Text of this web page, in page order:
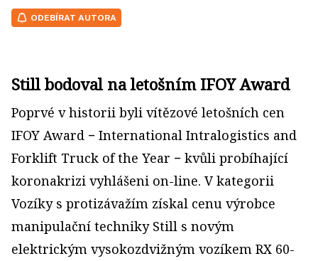
ODEBÍRAT AUTORA
Still bodoval na letošním IFOY Award
Poprvé v historii byli vítězové letošních cen
IFOY Award − International Intralogistics and
Forklift Truck of the Year − kvůli probíhající
koronakrizi vyhlášeni on-line. V kategorii
Vozíky s protizávažím získal cenu výrobce
manipulační techniky Still s novým
elektrickým vysokozdvižným vozíkem RX 60-